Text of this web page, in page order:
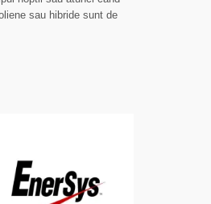
sau hibride sunt de